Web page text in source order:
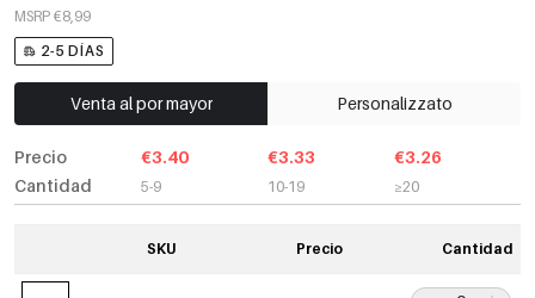
MSRP €8,99
2-5 DÍAS
Venta al por mayor Personalizzato
Precio
Cantidad
€3.40
5-9
€3.33
10-19
€3.26
≥20
SKU Precio Cantidad